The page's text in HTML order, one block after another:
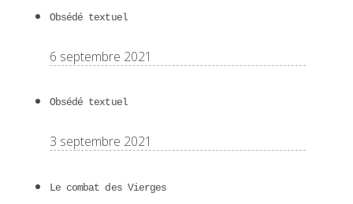
Obsédé textuel
6 septembre 2021
Obsédé textuel
3 septembre 2021
Le combat des Vierges